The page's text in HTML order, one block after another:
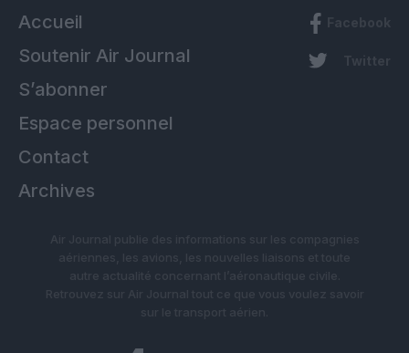
Accueil
Soutenir Air Journal
S’abonner
Espace personnel
Contact
Archives